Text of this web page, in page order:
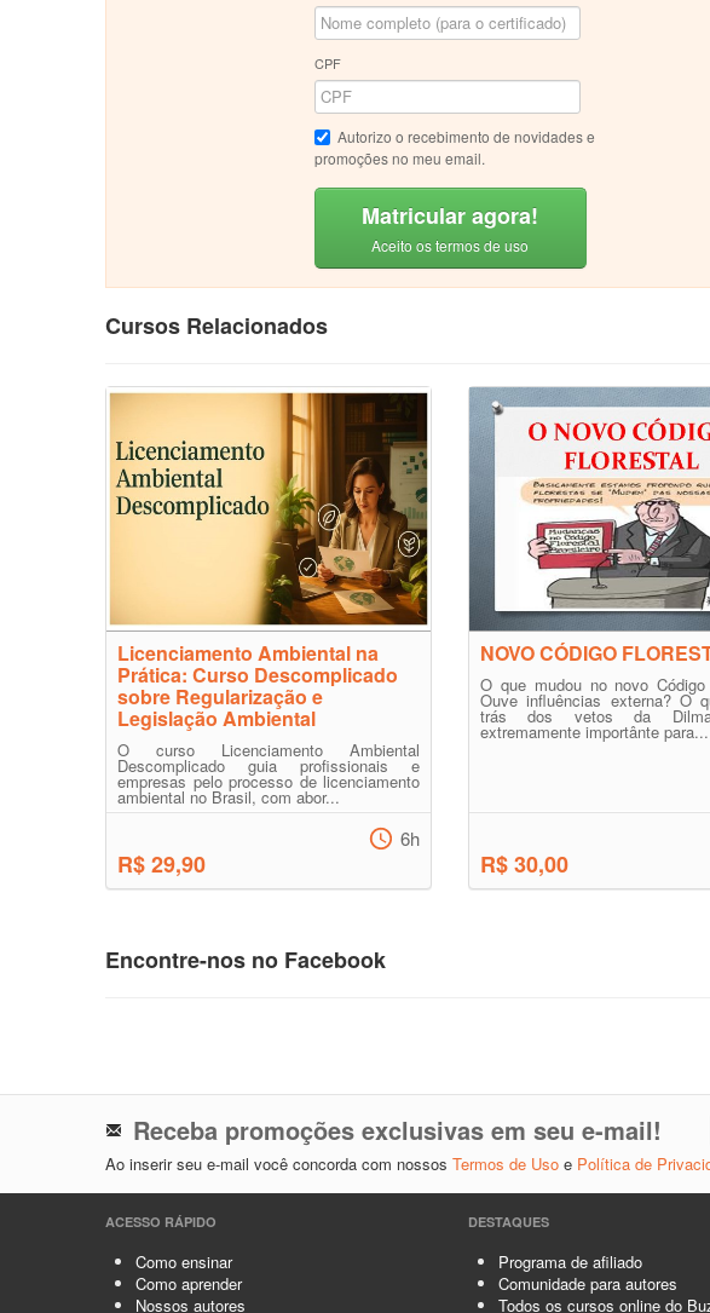
CPF
Autorizo o recebimento de novidades e
promoções no meu email.
Matricular agora!
Aceito os termos de uso
Cursos Relacionados
Licenciamento Ambiental na
Prática: Curso Descomplicado
sobre Regularização e
Legislação Ambiental
O curso Licenciamento Ambiental
Descomplicado guia profissionais e
empresas pelo processo de licenciamento
ambiental no Brasil, com abor...
R$ 29,90
6h
NOVO CÓDIGO
O que mudou no novo Código
Ouve influências externa? O
trás dos vetos da
extremamente importânte para...
R$ 30,00
Encontre-nos no Facebook
Receba promoções exclusivas em seu e-mail!
Ao inserir seu e-mail você concorda com nossos Termos de Uso e Política de
ACESSO RÁPIDO
Como ensinar
Como aprender
Nossos autores
DESTAQUES
Programa de afiliado
Comunidade para autores
Todos os cursos online do